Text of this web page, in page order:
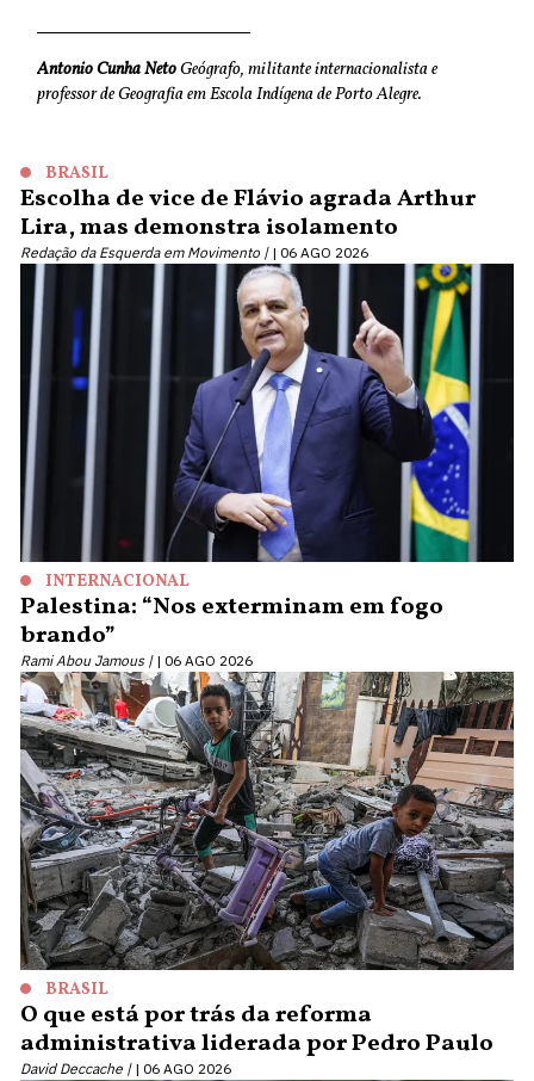
Antonio Cunha NetoGeógrafo, militante internacionalista e
professor de Geografia em Escola Indígena de Porto Alegre.
BRASIL
Escolha de vice de Flávio agrada Arthur
Lira, mas demonstra isolamento
Redação da Esquerda em Movimento | 06 AGO 2026
INTERNACIONAL
Palestina: “Nos exterminam em fogo
brando”
Rami Abou Jamous | 06 AGO 2026
BRASIL
O que está por trás da reforma
administrativa liderada por Pedro Paulo
David Deccache | 06 AGO 2026